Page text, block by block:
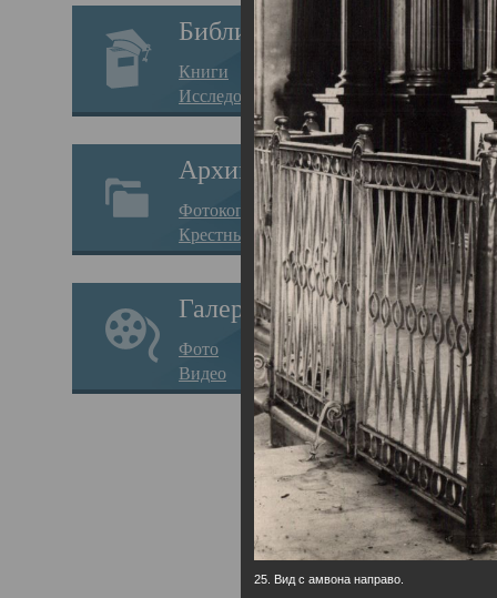
Библиотека
Книги
Исследования
Архив
Фотокопии дел
Крестные ходы
Галерея
Фото
Видео
25. Вид с амвона направо.